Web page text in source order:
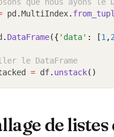
pd .MultiIndex.
. DataFrame({ 'data' : [1 ,2
le DataFrame
= df. unstack()
de listes